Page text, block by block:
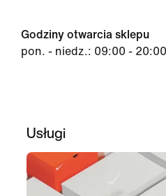
Godziny otwarcia sklepu
pon. - niedz.: 09:00 - 20:00
Usługi